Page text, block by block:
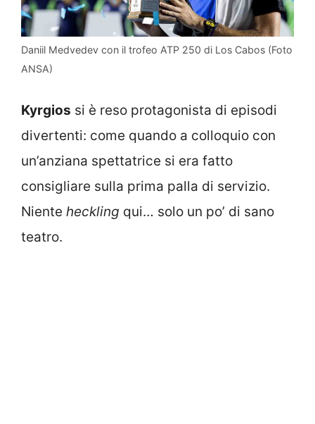
Daniil Medvedev con il trofeo ATP 250 di Los Cabos (Foto
ANSA)
Kyrgios si è reso protagonista di episodi
divertenti: come quando a colloquio con
un’anziana spettatrice si era fatto
consigliare sulla prima palla di servizio.
Niente heckling qui… solo un po’ di sano
teatro.